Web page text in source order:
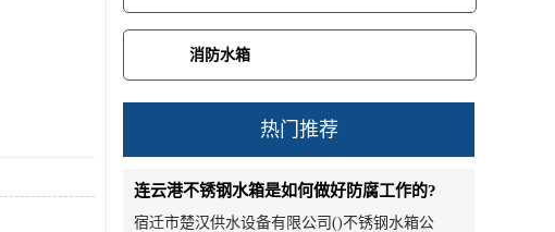
消防水箱
热门推荐
连云港不锈钢水箱是如何做好防腐工作的?
宿迁市楚汉供水设备有限公司()不锈钢水箱公